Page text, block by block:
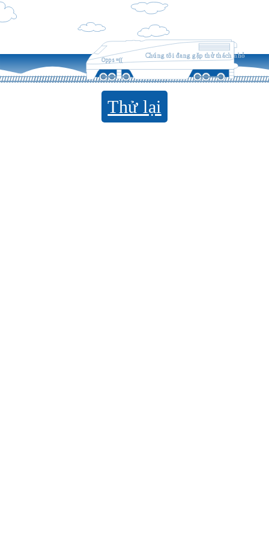
Opps =((
Chúng tôi đang gặp thử thách nhỏ
Thử lại